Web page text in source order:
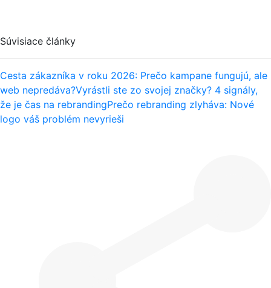
Súvisiace články
Cesta zákazníka v roku 2026: Prečo kampane fungujú, ale
web nepredáva?Vyrástli ste zo svojej značky? 4 signály,
že je čas na rebrandingPrečo rebranding zlyháva: Nové
logo váš problém nevyrieši